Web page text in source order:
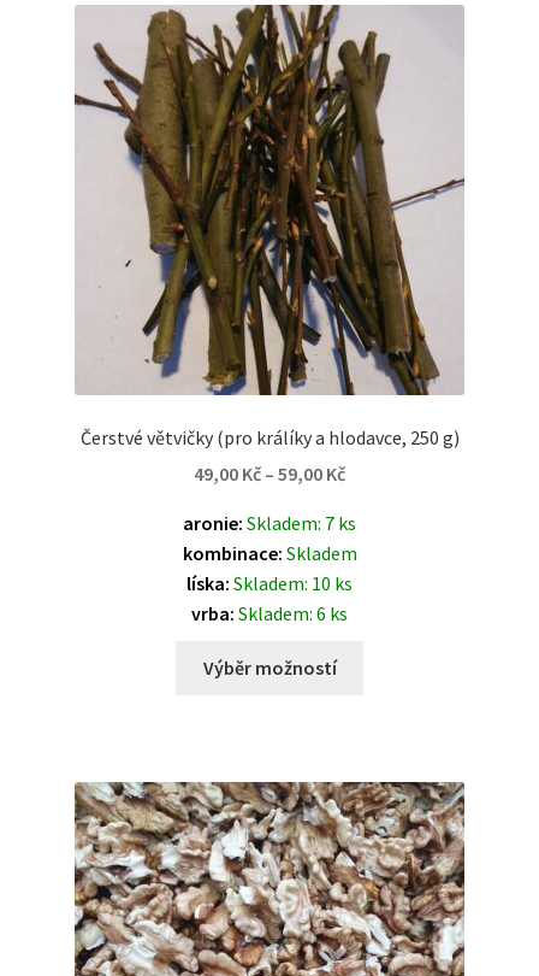
Čerstvé větvičky (pro králíky a hlodavce, 250 g)
49,00 Kč – 59,00 Kč
aronie: Skladem: 7 ks
kombinace: Skladem
líska: Skladem: 10 ks
vrba: Skladem: 6 ks
Výběr možností